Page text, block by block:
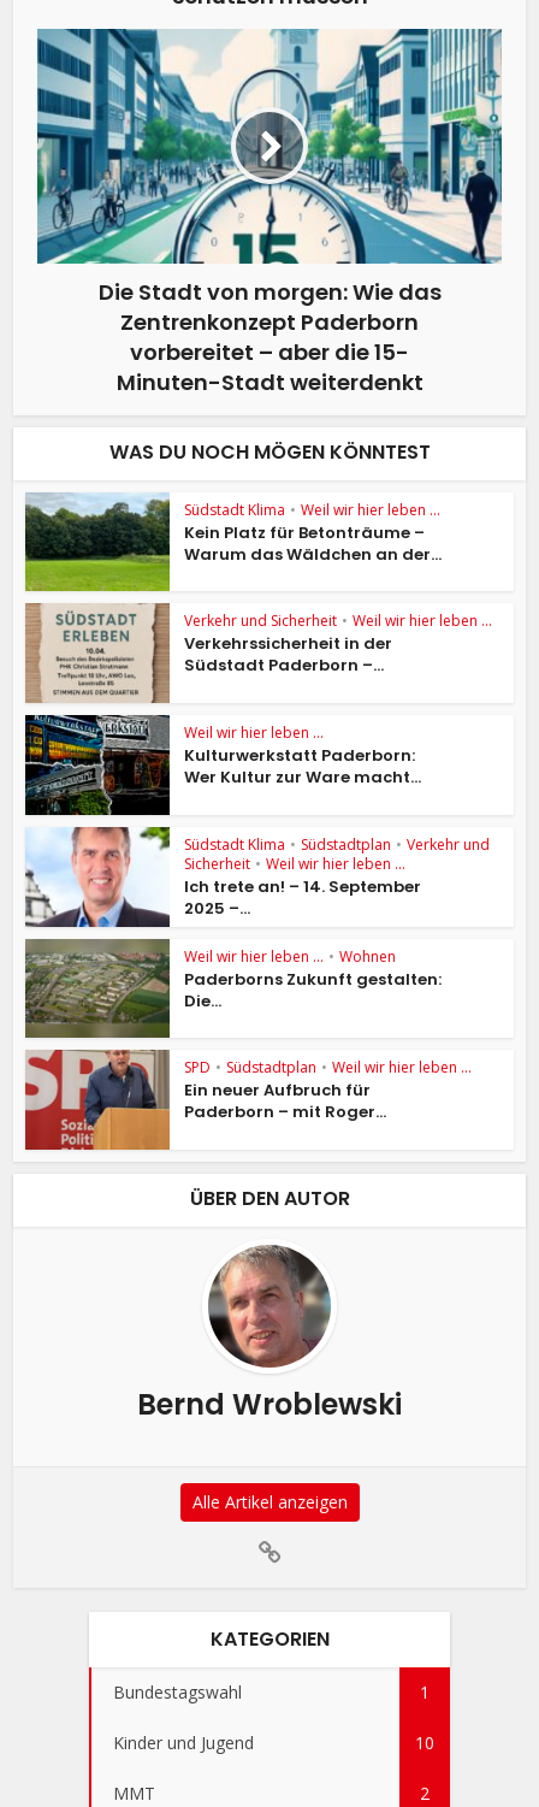
Die Stadt von morgen: Wie das
Zentrenkonzept Paderborn
vorbereitet – aber die 15-
Minuten-Stadt weiterdenkt
WAS DU NOCH MÖGEN KÖNNTEST
Südstadt Klima • Weil wir hier leben ...
Kein Platz für Betonträume –
Warum das Wäldchen an der...
Verkehr und Sicherheit • Weil wir hier leben ...
Verkehrssicherheit in der
Südstadt Paderborn –...
Weil wir hier leben ...
Kulturwerkstatt Paderborn:
Wer Kultur zur Ware macht...
Südstadt Klima • Südstadtplan • Verkehr und
Sicherheit • Weil wir hier leben ...
Ich trete an! – 14. September
2025 –...
Weil wir hier leben ... • Wohnen
Paderborns Zukunft gestalten:
Die...
SPD • Südstadtplan • Weil wir hier leben ...
Ein neuer Aufbruch für
Paderborn – mit Roger...
ÜBER DEN AUTOR
Bernd Wroblewski
Alle Artikel anzeigen
KATEGORIEN
Bundestagswahl 1
Kinder und Jugend 10
MMT 2